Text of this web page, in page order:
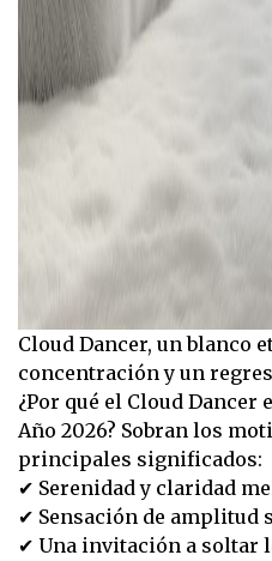
Cloud Dancer, un blanco
concentración y un
¿Por qué el Cloud Dancer
Año 2026? Sobran los
principales significados:
✔ Serenidad y claridad
✔ Sensación de amplitud
✔ Una invitación a soltar